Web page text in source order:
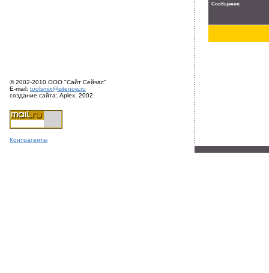
Сообщение:
© 2002-2010 ООО "Сайт Сейчас"
E-mail: toolsmix@sitenow.ru
создание сайта: Aplex, 2002
Контрагенты